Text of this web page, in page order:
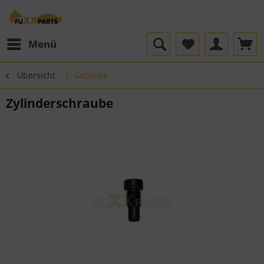
Menü
Übersicht Getriebe
Zylinderschraube